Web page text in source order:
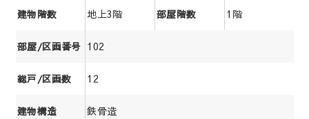
建物階数 地上3階 部屋階数 1階
部屋/区画番号 102
総戸/区画数 12
建物構造 鉄骨造